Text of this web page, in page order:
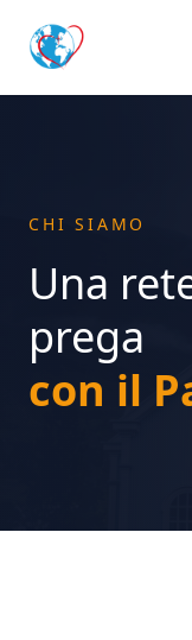
CHI SIAMO
Una
prega
con il